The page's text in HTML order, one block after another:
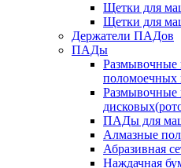
Щетки для
Щетки для
Держатели ПАДов
ПАДы
Размывочные
Размывочные
ПАДы для
Алмазные
Абразивная
Наждачная